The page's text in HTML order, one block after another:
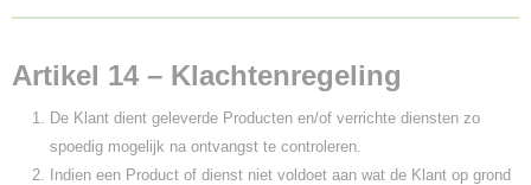
Artikel 14 – Klachtenregeling
De Klant dient geleverde Producten en/of verrichte diensten zo
spoedig mogelijk na ontvangst te controleren.
Indien een Product of dienst niet voldoet aan wat de Klant op grond